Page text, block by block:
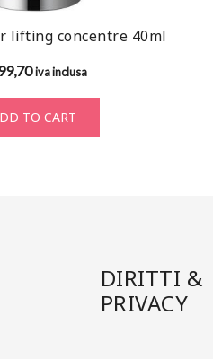
lifting concentre 40ml
iva inclusa
TO CART
DIRITTI &
PRIVACY